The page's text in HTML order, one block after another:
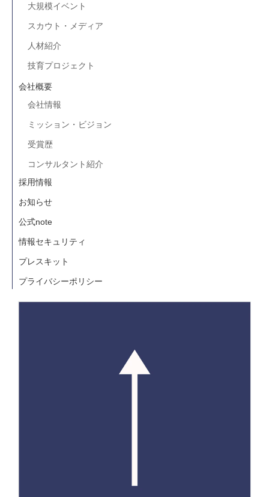
大規模イベント
スカウト・メディア
人材紹介
技育プロジェクト
会社概要
会社情報
ミッション・ビジョン
受賞歴
コンサルタント紹介
採用情報
お知らせ
公式note
情報セキュリティ
プレスキット
プライバシーポリシー